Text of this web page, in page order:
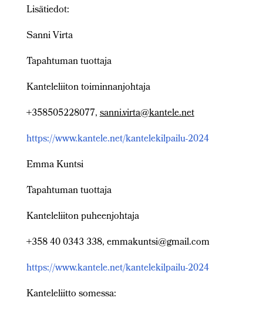
Lisätiedot:
Sanni Virta
Tapahtuman tuottaja
Kanteleliiton toiminnanjohtaja
+358505228077,sanni.virta@kantele.net
https://www.kantele.net/kantelekilpailu-2024
Emma Kuntsi
Tapahtuman tuottaja
Kanteleliiton puheenjohtaja
+358 40 0343 338, emmakuntsi@gmail.com
https://www.kantele.net/kantelekilpailu-2024
Kanteleliitto somessa: